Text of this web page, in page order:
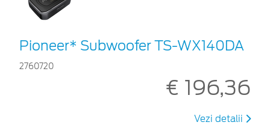
Pioneer* Subwoofer TS-WX140DA
2760720
€ 196,36
Vezi detalii